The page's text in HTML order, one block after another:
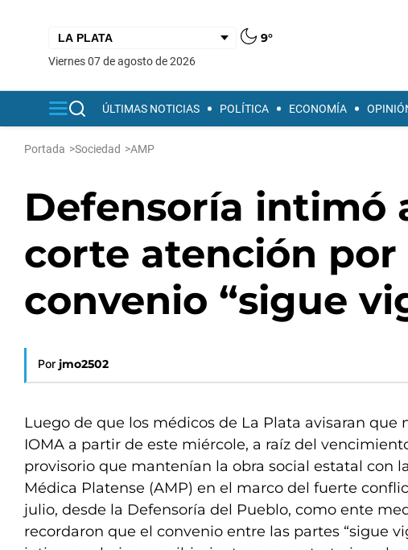
9°
viernes 07 de agosto de 2026
ÚLTIMAS NOTICIAS POLÍTICA ECONOMÍA
Portada >Sociedad >AMP
Defensoría intimó
corte atención por
convenio “sigue
Por jmo2502
Luego de que los médicos de La Plata avisaran que
IOMA a partir de este miércole, a raíz del
provisorio que mantenían la obra social estatal con
Médica Platense (AMP) en el marco del fuerte
julio, desde la Defensoría del Pueblo, como ente
recordaron que el convenio entre las partes “sigue